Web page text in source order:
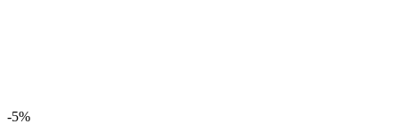
-5%